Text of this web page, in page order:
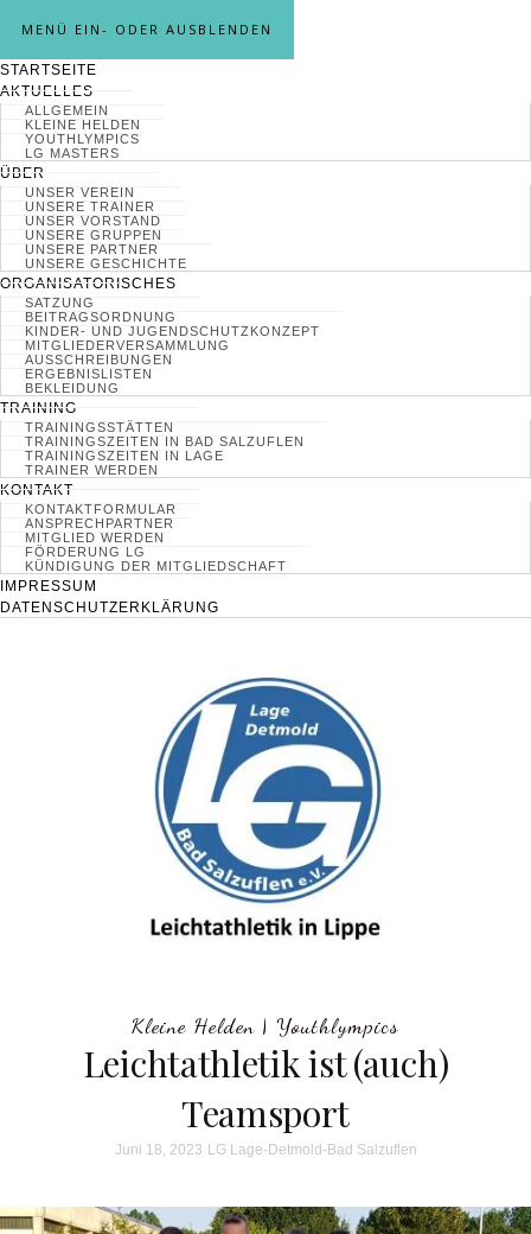
MENÜ EIN- ODER AUSBLENDEN
STARTSEITE
AKTUELLES
ALLGEMEIN
KLEINE HELDEN
YOUTHLYMPICS
LG MASTERS
ÜBER
UNSER VEREIN
UNSERE TRAINER
UNSER VORSTAND
UNSERE GRUPPEN
UNSERE PARTNER
UNSERE GESCHICHTE
ORGANISATORISCHES
SATZUNG
BEITRAGSORDNUNG
KINDER- UND JUGENDSCHUTZKONZEPT
MITGLIEDERVERSAMMLUNG
AUSSCHREIBUNGEN
ERGEBNISLISTEN
BEKLEIDUNG
TRAINING
TRAININGSSTÄTTEN
TRAININGSZEITEN IN BAD SALZUFLEN
TRAININGSZEITEN IN LAGE
TRAINER WERDEN
KONTAKT
KONTAKTFORMULAR
ANSPRECHPARTNER
MITGLIED WERDEN
FÖRDERUNG LG
KÜNDIGUNG DER MITGLIEDSCHAFT
IMPRESSUM
DATENSCHUTZERKLÄRUNG
Kleine Helden | Youthlympics
Leichtathletik ist (auch)
Teamsport
Juni 18, 2023 LG Lage-Detmold-Bad Salzuflen